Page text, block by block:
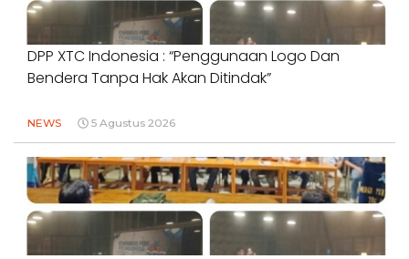
DPP XTC Indonesia : “Penggunaan Logo Dan
Bendera Tanpa Hak Akan Ditindak”
NEWS 5 Agustus 2026